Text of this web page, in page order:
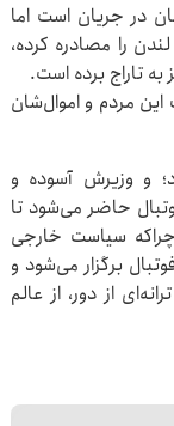
در جریان است ‏اما
را مصادره کرده،
به تاراج برده است.
مردم و اموال‌شان
و وزیرش آسوده و
حاضر می‌شود تا
سیاست خارجی
برگزار می‌شود ‏و
از دور، از عالم